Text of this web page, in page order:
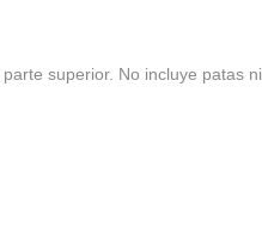
superior. No incluye patas ni